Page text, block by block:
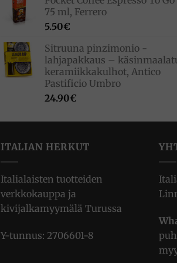
75 ml, Ferrero
5.50€
Sitruuna pinzimonio -
lahjapakkaus –
keramiikkakulhot, Antico
Pastificio Umbro
24.90€
ITALIAN HERKUT
Italialaisten tuotteiden
verkkokauppa ja
kivijalkamyymälä Turussa
Y-tunnus: 2706601-8